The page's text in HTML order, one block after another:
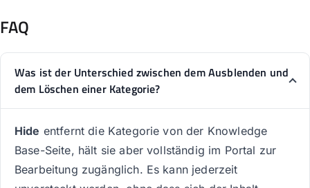
FAQ
Was ist der Unterschied zwischen dem Ausblenden und
dem Löschen einer Kategorie?
Hide entfernt die Kategorie von der Knowledge
Base-Seite, hält sie aber vollständig im Portal zur
Bearbeitung zugänglich. Es kann jederzeit